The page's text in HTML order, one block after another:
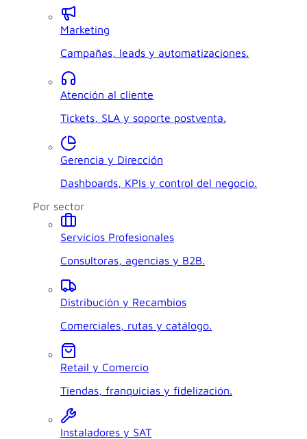
Marketing
Campañas, leads y automatizaciones.
Atención al cliente
Tickets, SLA y soporte postventa.
Gerencia y Dirección
Dashboards, KPIs y control del negocio.
Por sector
Servicios Profesionales
Consultoras, agencias y B2B.
Distribución y Recambios
Comerciales, rutas y catálogo.
Retail y Comercio
Tiendas, franquicias y fidelización.
Instaladores y SAT